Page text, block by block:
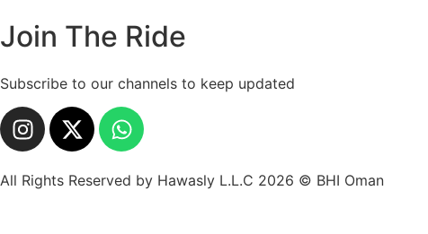
Join The Ride
Subscribe to our channels to keep updated
All Rights Reserved by Hawasly L.L.C 2026 © BHI Oman